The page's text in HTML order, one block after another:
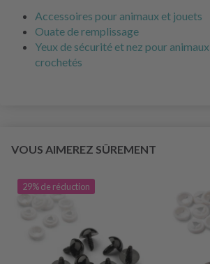
Accessoires pour animaux et jouets
Ouate de remplissage
Yeux de sécurité et nez pour
crochetés
VOUS AIMEREZ SÛREMENT
29% de réduction